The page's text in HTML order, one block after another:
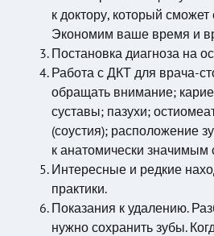
к доктору, который
Экономим ваше время и
Постановка диагноза на
Работа с ДКТ для врача-
обращать внимание;
суставы; пазухи;
(соустия); расположение
к анатомически значимым
Интересные и редкие
практики.
Показания к удалению.
нужно сохранить зубы.